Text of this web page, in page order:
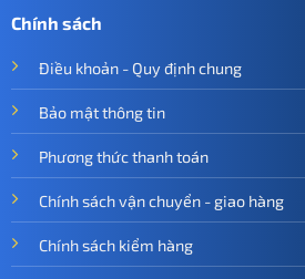
Chính sách
Điều khoản - Quy định chung
Bảo mật thông tin
Phương thức thanh toán
Chính sách vận chuyển - giao hàng
Chính sách kiểm hàng